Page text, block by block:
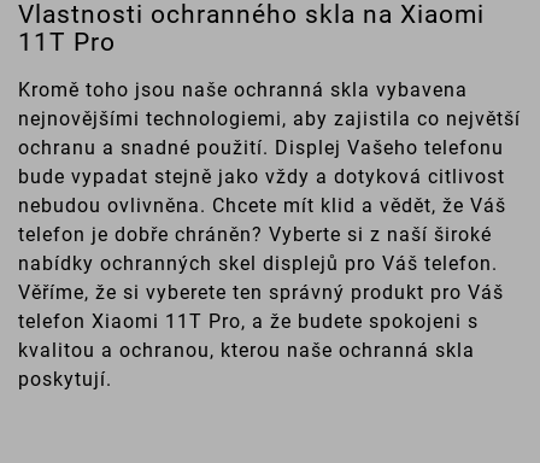
Vlastnosti ochranného skla na Xiaomi
11T Pro
Kromě toho jsou naše ochranná skla vybavena
nejnovějšími technologiemi, aby zajistila co největší
ochranu a snadné použití. Displej Vašeho telefonu
bude vypadat stejně jako vždy a dotyková citlivost
nebudou ovlivněna. Chcete mít klid a vědět, že Váš
telefon je dobře chráněn? Vyberte si z naší široké
nabídky ochranných skel displejů pro Váš telefon.
Věříme, že si vyberete ten správný produkt pro Váš
telefon Xiaomi 11T Pro, a že budete spokojeni s
kvalitou a ochranou, kterou naše ochranná skla
poskytují.